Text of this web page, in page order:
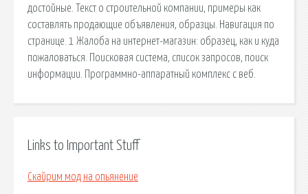
достойные. Текст о строительной компании, примеры как
составлять продающие объявления, образцы. Навигация по
странице. 1 Жалоба на интернет-магазин: образец, как и куда
пожаловаться. Поисковая сиcтема, список запросов, поиск
информации. Программно-аппаратный комплекс с веб.
Links to Important Stuff
Скайрим мод на опьянение